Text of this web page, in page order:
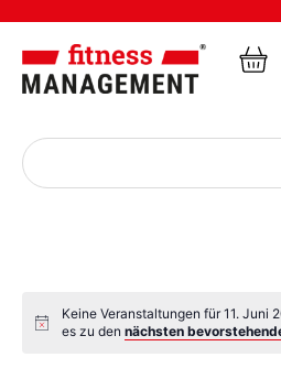
Keine Veranstaltungen für 11. Juni
es zu den nächsten